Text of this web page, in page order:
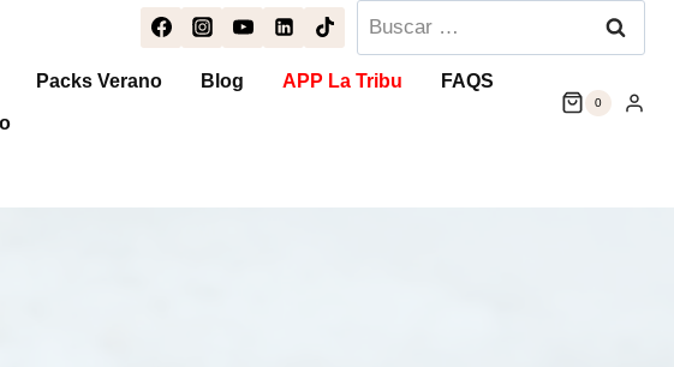
Buscar:
Packs Verano Blog APP La Tribu FAQS
0